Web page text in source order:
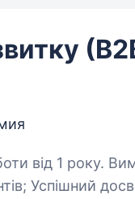
Бажаний досвід у В2В